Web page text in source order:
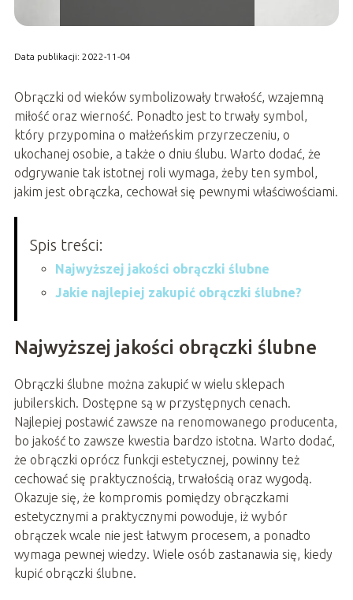
Data publikacji: 2022-11-04
Obrączki od wieków symbolizowały trwałość, wzajemną
miłość oraz wierność. Ponadto jest to trwały symbol,
który przypomina o małżeńskim przyrzeczeniu, o
ukochanej osobie, a także o dniu ślubu. Warto dodać, że
odgrywanie tak istotnej roli wymaga, żeby ten symbol,
jakim jest obrączka, cechował się pewnymi właściwościami.
Spis treści:
Najwyższej jakości obrączki ślubne
Jakie najlepiej zakupić obrączki ślubne?
Najwyższej jakości obrączki ślubne
Obrączki ślubne można zakupić w wielu sklepach
jubilerskich. Dostępne są w przystępnych cenach.
Najlepiej postawić zawsze na renomowanego producenta,
bo jakość to zawsze kwestia bardzo istotna. Warto dodać,
że obrączki oprócz funkcji estetycznej, powinny też
cechować się praktycznością, trwałością oraz wygodą.
Okazuje się, że kompromis pomiędzy obrączkami
estetycznymi a praktycznymi powoduje, iż wybór
obrączek wcale nie jest łatwym procesem, a ponadto
wymaga pewnej wiedzy. Wiele osób zastanawia się, kiedy
kupić obrączki ślubne.